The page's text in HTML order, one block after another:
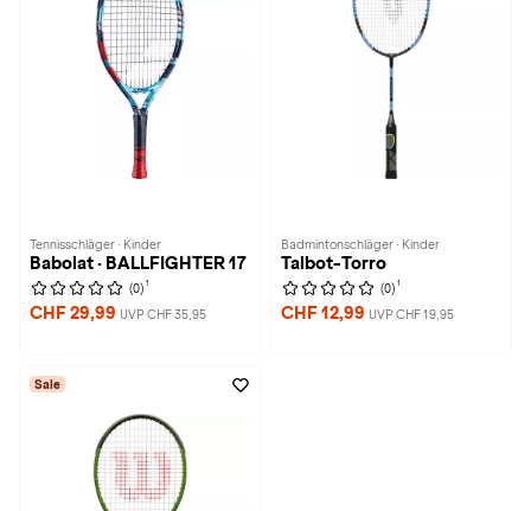
Tennisschläger · Kinder
Babolat · BALLFIGHTER 17
(0) 1
CHF 29,99 UVP CHF 35,95
Badmintonschläger · Kinder
Talbot-Torro
(0) 1
CHF 12,99 UVP CHF 19,95
Sale